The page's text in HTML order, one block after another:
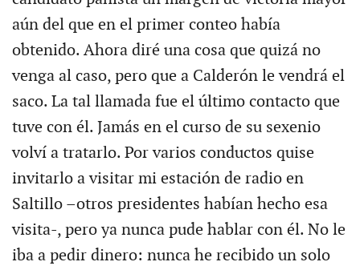
aún del que en el primer conteo había
obtenido. Ahora diré una cosa que quizá no
venga al caso, pero que a Calderón le vendrá el
saco. La tal llamada fue el último contacto que
tuve con él. Jamás en el curso de su sexenio
volví a tratarlo. Por varios conductos quise
invitarlo a visitar mi estación de radio en
Saltillo –otros presidentes habían hecho esa
visita-, pero ya nunca pude hablar con él. No le
iba a pedir dinero: nunca he recibido un solo